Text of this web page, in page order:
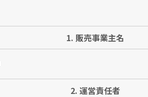
1. 販売事業主名
2. 運営責任者